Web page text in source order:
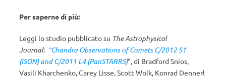
Per saperne di più:
Leggi lo studio pubblicato su The Astrophysical
Journal: “Chandra Observations of Comets C/2012 S1
(ISON) and C/2011 L4 (PanSTARRS)“, di Bradford Snios,
Vasili Kharchenko, Carey Lisse, Scott Wolk, Konrad Dennerl